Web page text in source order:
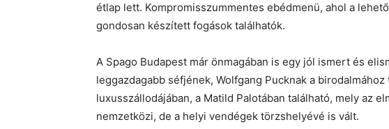
étlap lett. Kompromisszummentes ebédmenü, ahol a
gondosan készített fogások találhatók.
A Spago Budapest már önmagában is egy jól ismert és
leggazdagabb séfjének, Wolfgang Pucknak a
luxusszállodájában, a Matild Palotában található, mely az
nemzetközi, de a helyi vendégek törzshelyévé is vált.